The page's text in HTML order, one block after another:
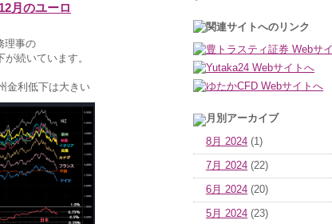
月のユーロ
理事の
続いています。
金利低下は大きい
8月 2024 (1)
7月 2024 (22)
6月 2024 (20)
5月 2024 (23)